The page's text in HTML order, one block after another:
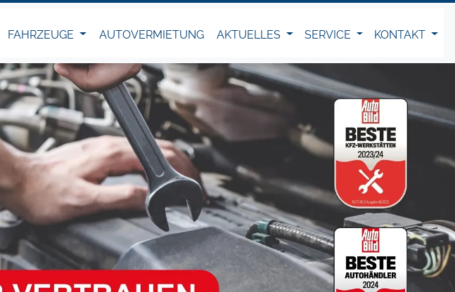
FAHRZEUGE AUTOVERMIETUNG AKTUELLES SERVICE KONTAKT